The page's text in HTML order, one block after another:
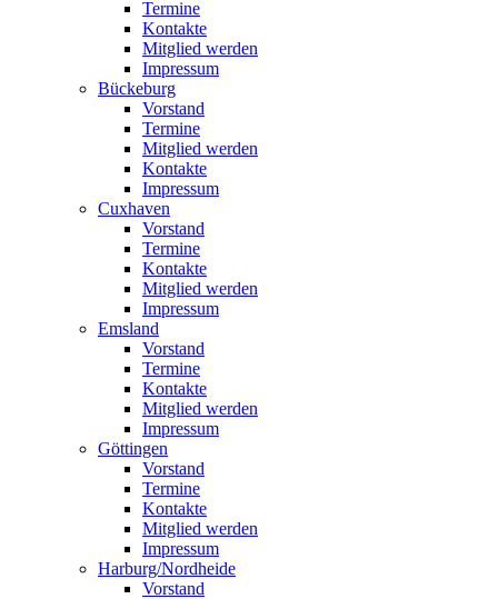
Termine
Kontakte
Mitglied werden
Impressum
Bückeburg
Vorstand
Termine
Mitglied werden
Kontakte
Impressum
Cuxhaven
Vorstand
Termine
Kontakte
Mitglied werden
Impressum
Emsland
Vorstand
Termine
Kontakte
Mitglied werden
Impressum
Göttingen
Vorstand
Termine
Kontakte
Mitglied werden
Impressum
Harburg/Nordheide
Vorstand